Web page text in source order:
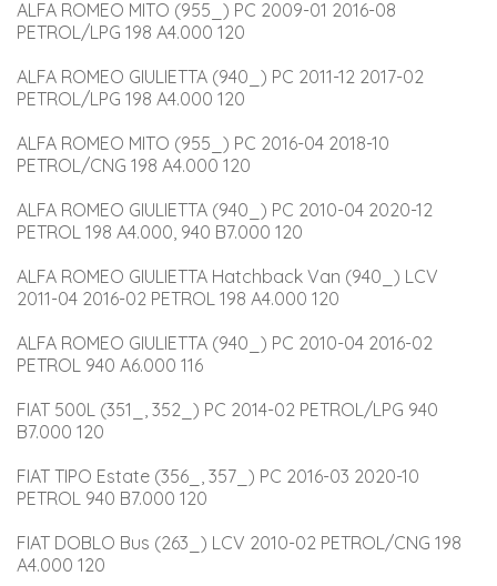
ALFA ROMEO MITO (955_) PC 2009-01 2016-08
PETROL/LPG 198 A4.000 120
ALFA ROMEO GIULIETTA (940_) PC 2011-12 2017-02
PETROL/LPG 198 A4.000 120
ALFA ROMEO MITO (955_) PC 2016-04 2018-10
PETROL/CNG 198 A4.000 120
ALFA ROMEO GIULIETTA (940_) PC 2010-04 2020-12
PETROL 198 A4.000, 940 B7.000 120
ALFA ROMEO GIULIETTA Hatchback Van (940_) LCV
2011-04 2016-02 PETROL 198 A4.000 120
ALFA ROMEO GIULIETTA (940_) PC 2010-04 2016-02
PETROL 940 A6.000 116
FIAT 500L (351_, 352_) PC 2014-02 PETROL/LPG 940
B7.000 120
FIAT TIPO Estate (356_, 357_) PC 2016-03 2020-10
PETROL 940 B7.000 120
FIAT DOBLO Bus (263_) LCV 2010-02 PETROL/CNG 198
A4.000 120